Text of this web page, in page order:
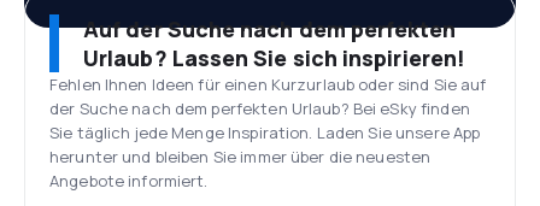
Auf der Suche nach dem perfekten
Urlaub? Lassen Sie sich inspirieren!
Fehlen Ihnen Ideen für einen Kurzurlaub oder sind Sie auf
der Suche nach dem perfekten Urlaub? Bei eSky finden
Sie täglich jede Menge Inspiration. Laden Sie unsere App
herunter und bleiben Sie immer über die neuesten
Angebote informiert.